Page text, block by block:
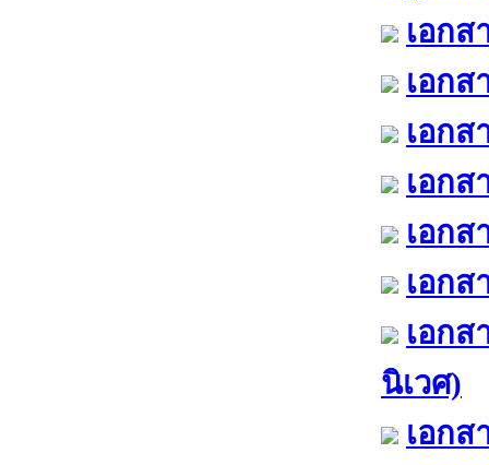
เอก
เอก
เอก
เอก
เอก
เอกส
เอก
นิเวศ)
เอก